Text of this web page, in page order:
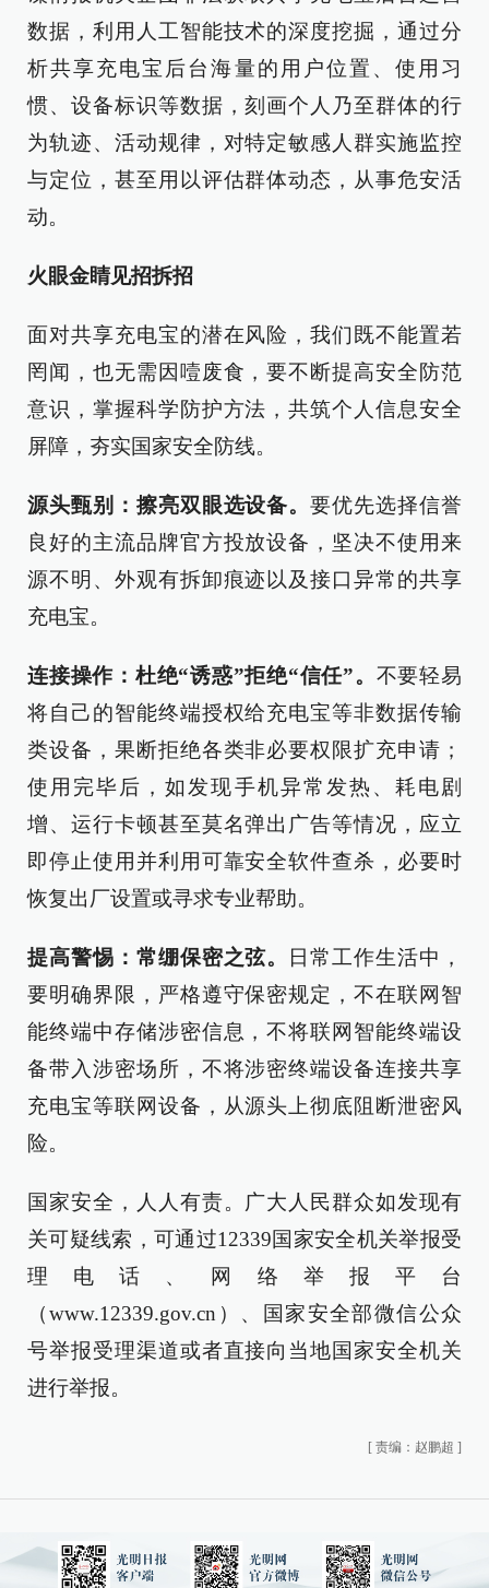
数据，利用人工智能技术的深度挖掘，通过分
析共享充电宝后台海量的用户位置、使用习
惯、设备标识等数据，刻画个人乃至群体的行
为轨迹、活动规律，对特定敏感人群实施监控
与定位，甚至用以评估群体动态，从事危安活
动。
火眼金睛见招拆招
面对共享充电宝的潜在风险，我们既不能置若
罔闻，也无需因噎废食，要不断提高安全防范
意识，掌握科学防护方法，共筑个人信息安全
屏障，夯实国家安全防线。
源头甄别：擦亮双眼选设备。要优先选择信誉
良好的主流品牌官方投放设备，坚决不使用来
源不明、外观有拆卸痕迹以及接口异常的共享
充电宝。
连接操作：杜绝“诱惑”拒绝“信任”。 不要轻易
将自己的智能终端授权给充电宝等非数据传输
类设备，果断拒绝各类非必要权限扩充申请；
使用完毕后，如发现手机异常发热、耗电剧
增、运行卡顿甚至莫名弹出广告等情况，应立
即停止使用并利用可靠安全软件查杀，必要时
恢复出厂设置或寻求专业帮助。
提高警惕： 常绷保密之弦。
日常工作生活中，
要明确界限，严格遵守保密规定，不在联网智
能终端中存储涉密信息，不将联网智能终端设
备带入涉密场所，不将涉密终端设备连接共享
充电宝等联网设备，从源头上彻底阻断泄密风
险。
国家安全，人人有责。广大人民群众如发现有
关可疑线索，可通过12339国家安全机关举报受
理电话、网络举报平台
（www.12339.gov.cn）、国家安全部微信公众
号举报受理渠道或者直接向当地国家安全机关
进行举报。
[ 责编：赵鹏超 ]